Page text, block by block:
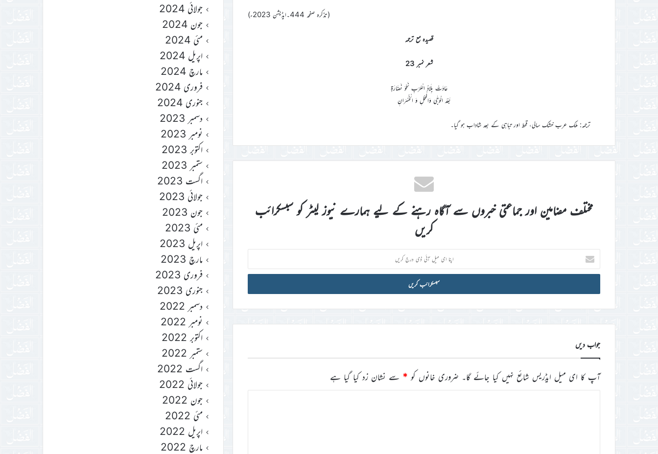
(تذکرہ صفحہ 444۔ایڈیشن 2023ء)
قصیدہ مع ترجمہ
شعر نمبر 23
عَادَتْ بِلَادُ الْعُرْبِ نَحْوَ نَضَارَةٍ
بَعْدَ الْوَجٰى وَالْمَحْلِ وَ الْخُسْرَانٖ
ترجمہ: ملک عرب خشک سالی، قحط اور تباہی کے بعد شاداب ہو گیا۔
مختلف مضامین اور جماعتی خبروں سے آگاہ رہنے کے لیے ہمارے نیوز لیٹر کو سبسکرائب
کریں
اپنا
ای
میل
ڈی
جواب دیں
آپ کا ای میل ایڈریس شائع نہیں کیا جائے گا۔ ضروری خانوں کو * سے نشان زد کیا گیا ہے
جولائی 2024
جون 2024
مئی 2024
اپریل 2024
مارچ 2024
فروری 2024
جنوری 2024
دسمبر 2023
نومبر 2023
اکتوبر 2023
ستمبر 2023
اگست 2023
جولائی 2023
جون 2023
مئی 2023
اپریل 2023
مارچ 2023
فروری 2023
جنوری 2023
دسمبر 2022
نومبر 2022
اکتوبر 2022
ستمبر 2022
اگست 2022
جولائی 2022
جون 2022
مئی 2022
اپریل 2022
مارچ 2022